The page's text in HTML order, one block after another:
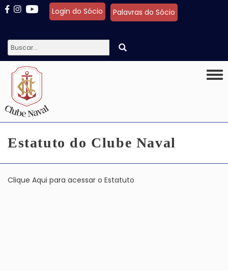
Pular para o conteúdo principal
Login do Sócio Palavras do Sócio
Estatuto do Clube Naval
Clique Aqui para acessar o Estatuto